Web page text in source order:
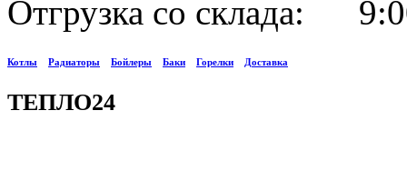
Отгрузка со склада:
Котлы Радиаторы Бойлеры Баки Горелки Доставка
ТЕПЛО24